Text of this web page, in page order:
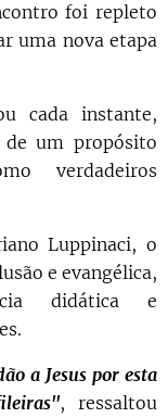
foi repleto
uma nova etapa
cada instante,
um propósito
verdadeiros
Luppinaci, o
e evangélica,
didática e
a Jesus por esta
, ressaltou